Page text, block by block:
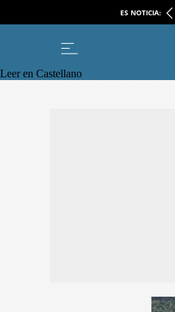
ES NOTICIA:
Leer en Castellano